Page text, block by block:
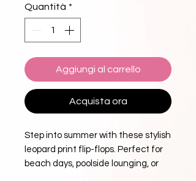
Quantità *
Aggiungi al carrello
Acquista ora
Step into summer with these stylish
leopard print flip-flops. Perfect for
beach days, poolside lounging, or